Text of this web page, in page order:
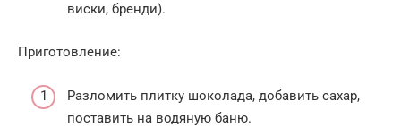
виски, бренди).
Приготовление:
Разломить плитку шоколада, добавить сахар,
поставить на водяную баню.